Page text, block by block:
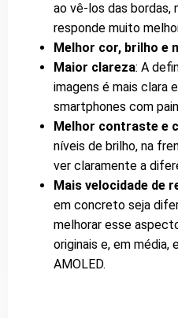
ao vê-los das bordas,
responde muito
Melhor cor, brilho e
Maior clareza: A
imagens é mais clara
smartphones com
Melhor contraste e
níveis de brilho, na
ver claramente a
Mais velocidade de
em concreto seja
melhorar esse
originais e, em média,
AMOLED.